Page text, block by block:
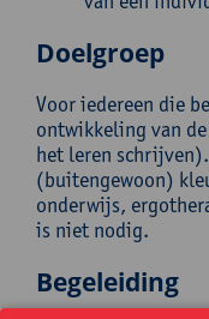
Doelgroep
Voor iedereen die
ontwikkeling van
het leren
(buitengewoon)
onderwijs,
is niet nodig.
Begeleiding